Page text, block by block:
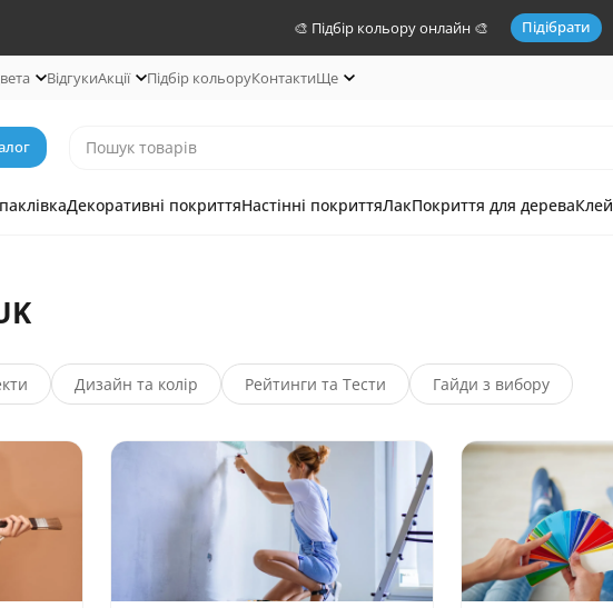
🎨 Підбір кольору онлайн 🎨 Підібрати
ВідгукиАкції Підбір кольоруКонтактиЩе
Декоративні покриттяНастінні покриттяЛакПокриття для дереваКлей
Дизайн та колір Рейтинги та Тести Гайди з вибору